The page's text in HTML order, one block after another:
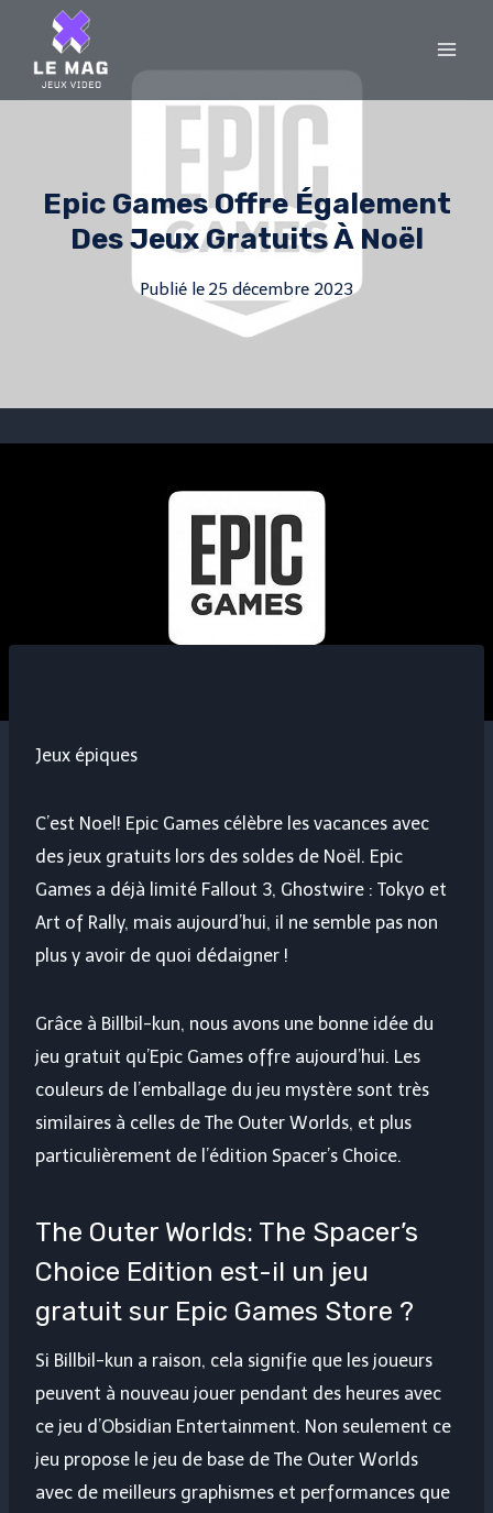
content
Epic Games Offre Également
Des Jeux Gratuits À Noël
Publié le 25 décembre 2023
Jeux épiques
C’est Noel! Epic Games célèbre les vacances avec
des jeux gratuits lors des soldes de Noël. Epic
Games a déjà limité Fallout 3, Ghostwire : Tokyo et
Art of Rally, mais aujourd’hui, il ne semble pas non
plus y avoir de quoi dédaigner !
Grâce à Billbil-kun, nous avons une bonne idée du
jeu gratuit qu’Epic Games offre aujourd’hui. Les
couleurs de l’emballage du jeu mystère sont très
similaires à celles de The Outer Worlds, et plus
particulièrement de l’édition Spacer’s Choice.
The Outer Worlds: The Spacer’s
Choice Edition est-il un jeu
gratuit sur Epic Games Store ?
Si Billbil-kun a raison, cela signifie que les joueurs
peuvent à nouveau jouer pendant des heures avec
ce jeu d’Obsidian Entertainment. Non seulement ce
jeu propose le jeu de base de The Outer Worlds
avec de meilleurs graphismes et performances que